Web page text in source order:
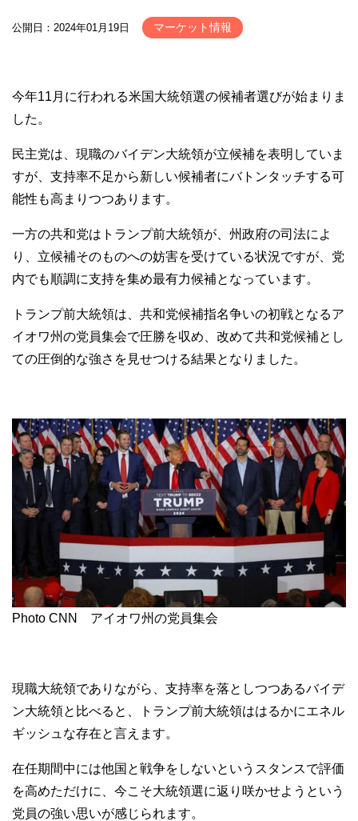
公開日：2024年01月19日 マーケット情報
今年11月に行われる米国大統領選の候補者選びが始まりま
した。
民主党は、現職のバイデン大統領が立候補を表明していま
すが、支持率不足から新しい候補者にバトンタッチする可
能性も高まりつつあります。
一方の共和党はトランプ前大統領が、州政府の司法によ
り、立候補そのものへの妨害を受けている状況ですが、党
内でも順調に支持を集め最有力候補となっています。
トランプ前大統領は、共和党候補指名争いの初戦となるア
イオワ州の党員集会で圧勝を収め、改めて共和党候補とし
ての圧倒的な強さを見せつける結果となりました。
Photo CNN アイオワ州の党員集会
現職大統領でありながら、支持率を落としつつあるバイデ
ン大統領と比べると、トランプ前大統領ははるかにエネル
ギッシュな存在と言えます。
在任期間中には他国と戦争をしないというスタンスで評価
を高めただけに、今こそ大統領選に返り咲かせようという
党員の強い思いが感じられます。